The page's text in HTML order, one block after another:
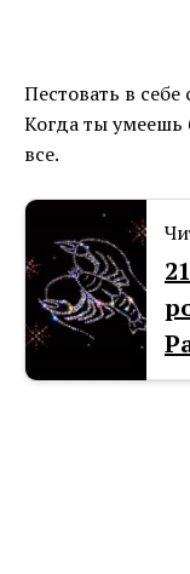
Пестовать в
Когда ты умеешь
все.